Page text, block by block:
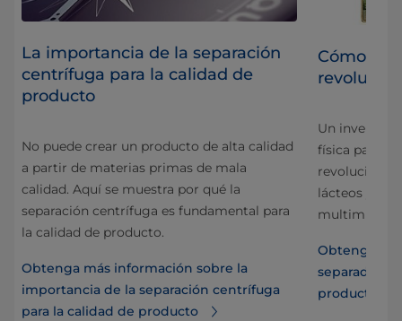
La importancia de la separación
centrífuga para la calidad de
producto
No puede crear un producto de alta calidad
a partir de materias primas de mala
calidad. Aquí se muestra por qué la
separación centrífuga es fundamental para
la calidad de producto.
Obtenga más información sobre la
importancia de la separación centrífuga
para la calidad de producto
Cómo el
Un inventor
física para
revolucionó
lácteos y
Obtenga
separador
productos